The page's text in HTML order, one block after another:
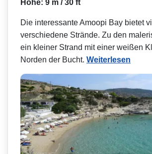
Höhe: 9 m / 30 ft
Die interessante Amoopi Bay bietet
verschiedene Strände. Zu den
ein kleiner Strand mit einer weißen
Norden der Bucht. Weiterlesen